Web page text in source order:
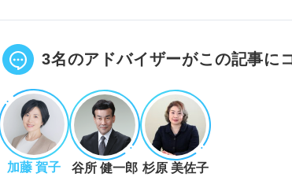
キャリアアドバイザーの助言で事前準備を徹
POINT：化粧品の分野や価格帯、用途による
マーケティングやコンサルティング能力が求
ミスマッチを防ぐ！職種理解とキャリアプラ
営業・企画・開発・販売職の業務内容を理解
3名のアドバイザーがこの記事に
加藤 賀子 谷所 健一郎 杉原 美佐子